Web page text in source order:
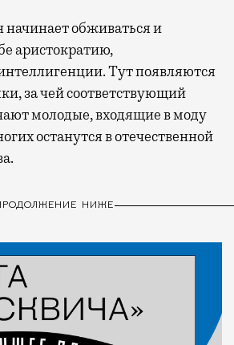
обживаться и
аристократию,
Тут появляются
за чей соответствующий
молодые, входящие в моду
останутся в отечественной
НИЖЕ